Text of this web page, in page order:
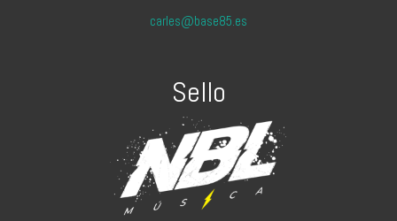
carles@base85.es
Sello